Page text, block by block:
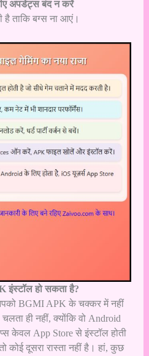
अपडेट्स बंद न करें
ताकि बग्स ना आएं।
इंस्टॉल हो सकता है?
BGMI APK के चक्कर में नहीं
ही नहीं, क्योंकि वो Android
केवल App Store से इंस्टॉल होती
कोई दूसरा रास्ता नहीं है। हां, कुछ